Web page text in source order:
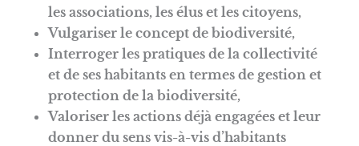
les associations, les élus et les citoyens,
Vulgariser le concept de biodiversité,
Interroger les pratiques de la collectivité
et de ses habitants en termes de gestion et
protection de la biodiversité,
Valoriser les actions déjà engagées et leur
donner du sens vis-à-vis d’habitants